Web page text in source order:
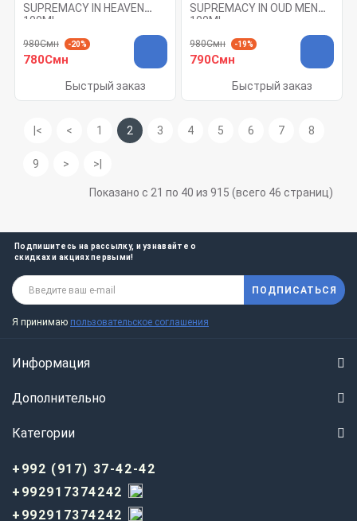
SUPREMACY IN HEAVEN
100ML
980Смн -20%
780Смн
Быстрый заказ
SUPREMACY IN OUD MEN
100ML
980Смн -19%
790Смн
Быстрый заказ
|< < 1 2 3 4 5 6 7 8
9 > >|
Показано с 21 по 40 из 915 (всего 46 страниц)
Подпишитесь на рассылку, и узнавайте о
скидках и акциях первыми!
ПОДПИСАТЬСЯ
Я принимаю пользовательское соглашения
Информация
Дополнительно
Категории
+992 (917) 37-42-42
+992917374242
+992917374242